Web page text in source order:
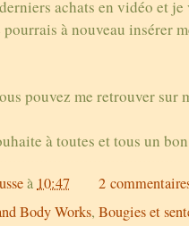
achats en vidéo et
à nouveau insérer
pouvez me retrouver sur
à toutes et tous un
à 10:47
2
Body Works, Bougies et